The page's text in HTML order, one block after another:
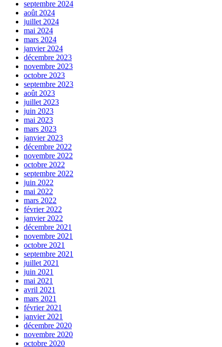
septembre 2024
août 2024
juillet 2024
mai 2024
mars 2024
janvier 2024
décembre 2023
novembre 2023
octobre 2023
septembre 2023
août 2023
juillet 2023
juin 2023
mai 2023
mars 2023
janvier 2023
décembre 2022
novembre 2022
octobre 2022
septembre 2022
juin 2022
mai 2022
mars 2022
février 2022
janvier 2022
décembre 2021
novembre 2021
octobre 2021
septembre 2021
juillet 2021
juin 2021
mai 2021
avril 2021
mars 2021
février 2021
janvier 2021
décembre 2020
novembre 2020
octobre 2020